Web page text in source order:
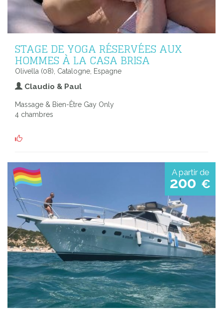
STAGE DE YOGA RÉSERVÉES AUX
HOMMES À LA CASA BRISA
Olivella (08), Catalogne, Espagne
Claudio & Paul
Massage & Bien-Être Gay Only
4 chambres
A partir de
200 €